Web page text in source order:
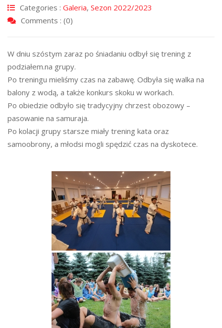
Categories : Galeria, Sezon 2022/2023
Comments : (0)
W dniu szóstym zaraz po śniadaniu odbył się trening z
podziałem.na grupy.
Po treningu mieliśmy czas na zabawę. Odbyła się walka na
balony z wodą, a także konkurs skoku w workach.
Po obiedzie odbyło się tradycyjny chrzest obozowy –
pasowanie na samuraja.
Po kolacji grupy starsze miały trening kata oraz
samoobrony, a młodsi mogli spędzić czas na dyskotece.